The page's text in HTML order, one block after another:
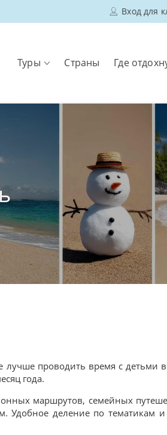
Вход для
Туры Страны Где
проводить время с детьми
года.
маршрутов, семейных
Удобное деление по тематикам